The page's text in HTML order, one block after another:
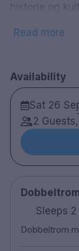
historie og
Thon Hotel
136 rom
Bad med
Safe
Hårføner
Vannkoker
Minibar
Read more
Availability
Sat 26
2
Sleeps 2
Dobbeltrom